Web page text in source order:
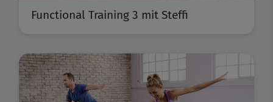
Functional Training 3 mit Steffi